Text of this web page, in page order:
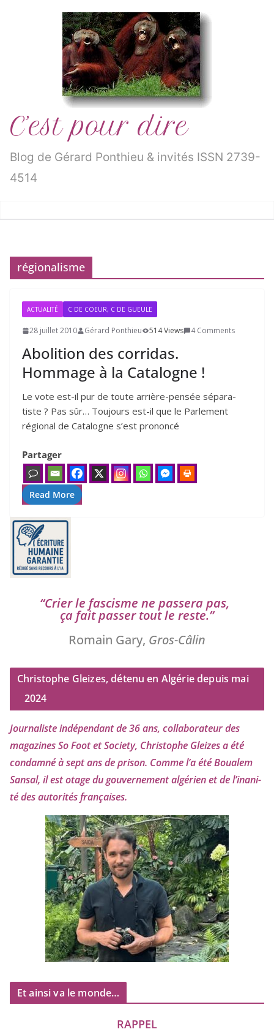
C’est pour dire
Blog de Gérard Ponthieu & invités ISSN 2739-
4514
régionalisme
ACTUALITÉ C DE COEUR, C DE GUEULE
28 juillet 2010 Gérard Ponthieu 514 Views 4 Comments
Abolition des corridas.
Hommage à la Catalogne !
Le vote est-il pur de toute arrière-pen­sée sépa­ra­
tiste ? Pas sûr… Toujours est-il que le Parlement
régio­nal de Catalogne s’est pro­non­cé
Partager
Read More
“Crier le fas­cisme ne pas­se­ra pas,
ça fait pas­ser tout le reste.”
Romain Gary, Gros-Câlin
Christophe Gleizes, détenu en Algérie depuis mai
2024
Journaliste indé­pen­dant de36ans, col­la­bo­ra­teur des
maga­zines So Foot et Society, Christophe Gleizesa été
condam­né à sept ans de pri­son. Comme l’a été Boualem
Sansal, il est otage du gou­ver­ne­ment algé­rien et de l’i­na­ni­
té des auto­ri­tés françaises.
Et ainsi va le monde…
RAPPEL